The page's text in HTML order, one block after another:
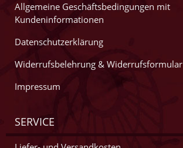
Allgemeine Geschäftsbedingungen mit
Kundeninformationen
Datenschutzerklärung
Widerrufsbelehrung & Widerrufsformular
Impressum
SERVICE